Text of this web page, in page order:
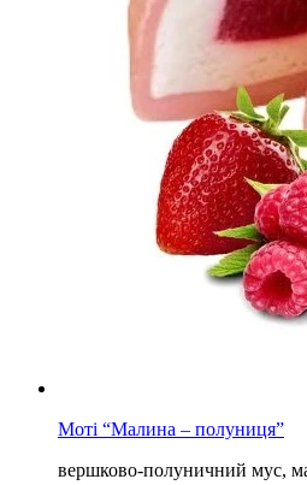
Моті “Малина – полуниця”
вершково-полуничний мус,